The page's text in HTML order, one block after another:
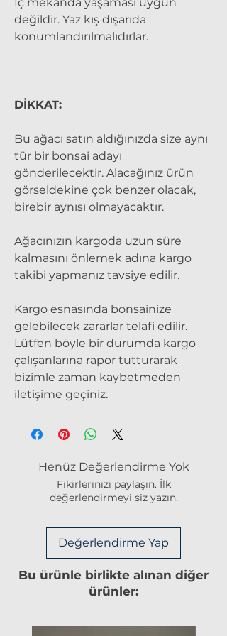
değildir. Yaz kış dışarıda
konumlandırılmalıdırlar.
DİKKAT:
Bu ağacı satın aldığınızda size aynı
tür bir bonsai adayı
gönderilecektir. Alacağınız ürün
görseldekine çok benzer olacak,
birebir aynısı olmayacaktır.
Ağacınızın kargoda uzun süre
kalmasını önlemek adına kargo
takibi yapmanız tavsiye edilir.
Kargo esnasında bonsainize
gelebilecek zararlar telafi edilir.
Lütfen böyle bir durumda kargo
çalışanlarına rapor tutturarak
bizimle zaman kaybetmeden
iletişime geçiniz.
Henüz Değerlendirme Yok
Fikirlerinizi paylaşın. İlk
değerlendirmeyi siz yazın.
Değerlendirme Yap
Bu ürünle birlikte alınan diğer
ürünler: